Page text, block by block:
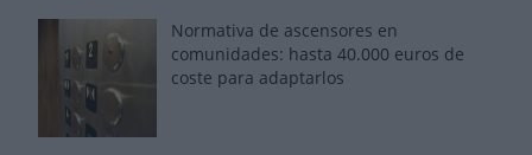
Normativa de ascensores en
comunidades: hasta 40.000 euros de
coste para adaptarlos